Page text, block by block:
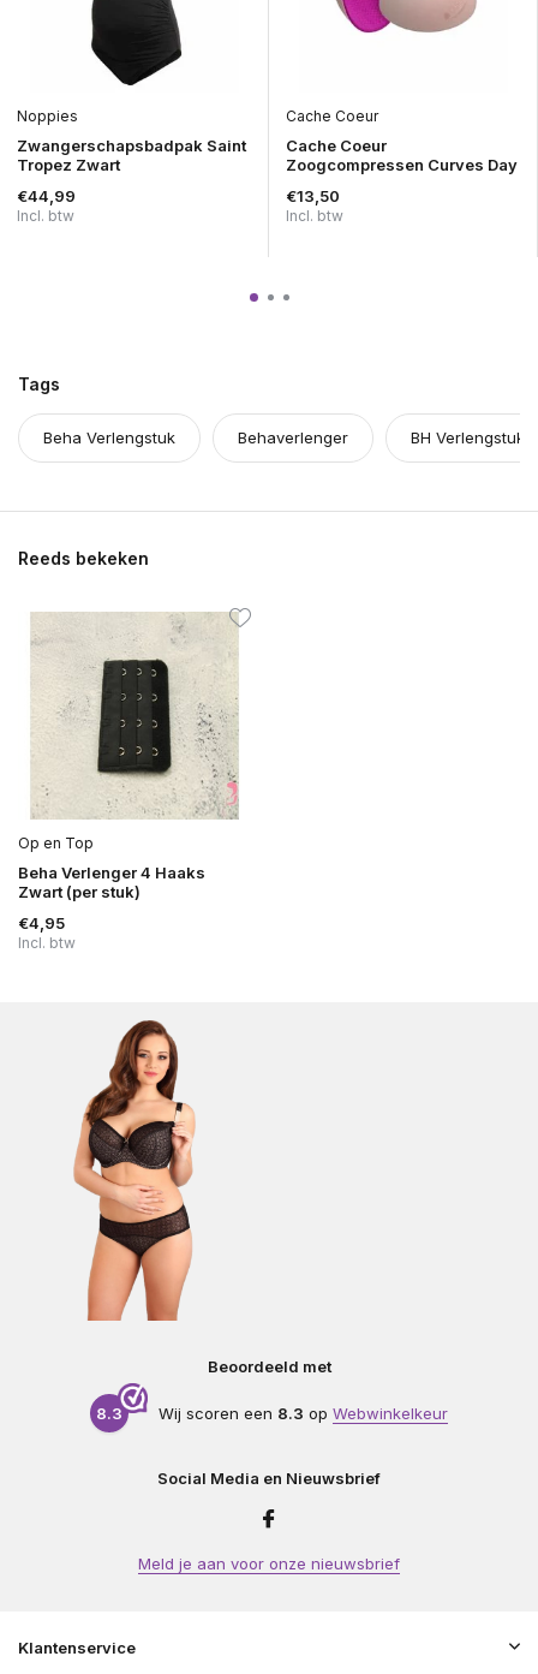
Noppies
Zwangerschapsbadpak Saint
Tropez Zwart
€44,99
Incl. btw
Cache Coeur
Cache Coeur
Zoogcompressen Curves Day
€13,50
Incl. btw
Tags
Beha Verlengstuk Behaverlenger BH Verlengstuk
Reeds bekeken
Op en Top
Beha Verlenger 4 Haaks
Zwart (per stuk)
€4,95
Incl. btw
Beoordeeld met
8.3 Wij scoren een 8.3 op Webwinkelkeur
Social Media en Nieuwsbrief
Meld je aan voor onze nieuwsbrief
Klantenservice